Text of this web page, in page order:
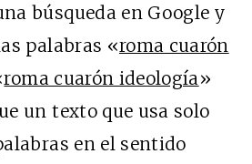
búsqueda en Google y
palabras «roma cuarón
roma cuarón ideología »
un texto que usa solo
en el sentido